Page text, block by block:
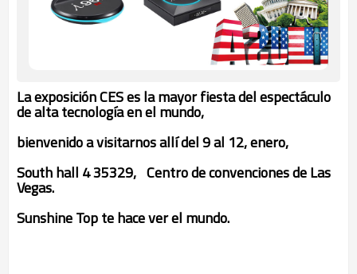
La exposición CES es la mayor fiesta del espectáculo
de alta tecnología en el mundo,
bienvenido a visitarnos allí del 9 al 12, enero,
South hall 4 35329, Centro de convenciones de Las
Vegas.
Sunshine Top te hace ver el mundo.